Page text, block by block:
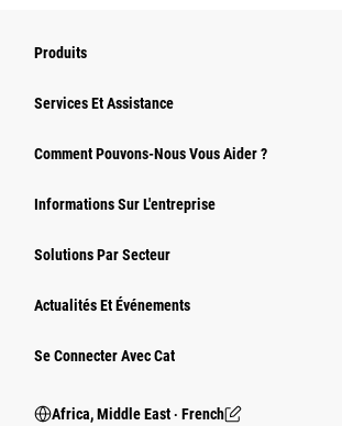
Produits
Services Et Assistance
Comment Pouvons-Nous Vous Aider ?
Informations Sur L'entreprise
Solutions Par Secteur
Actualités Et Événements
Se Connecter Avec Cat
Africa, Middle East ‧ French